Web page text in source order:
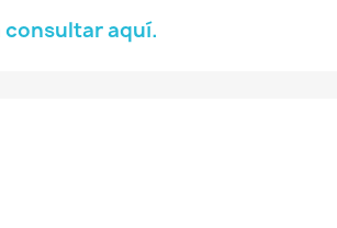
consultar aquí.